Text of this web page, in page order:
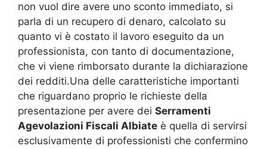
non vuol dire avere uno sconto immediato, si
parla di un recupero di denaro, calcolato su
quanto vi è costato il lavoro eseguito da un
professionista, con tanto di documentazione,
che vi viene rimborsato durante la dichiarazione
dei redditi.Una delle caratteristiche importanti
che riguardano proprio le richieste della
presentazione per avere dei Serramenti
Agevolazioni Fiscali Albiate è quella di servirsi
esclusivamente di professionisti che confermino